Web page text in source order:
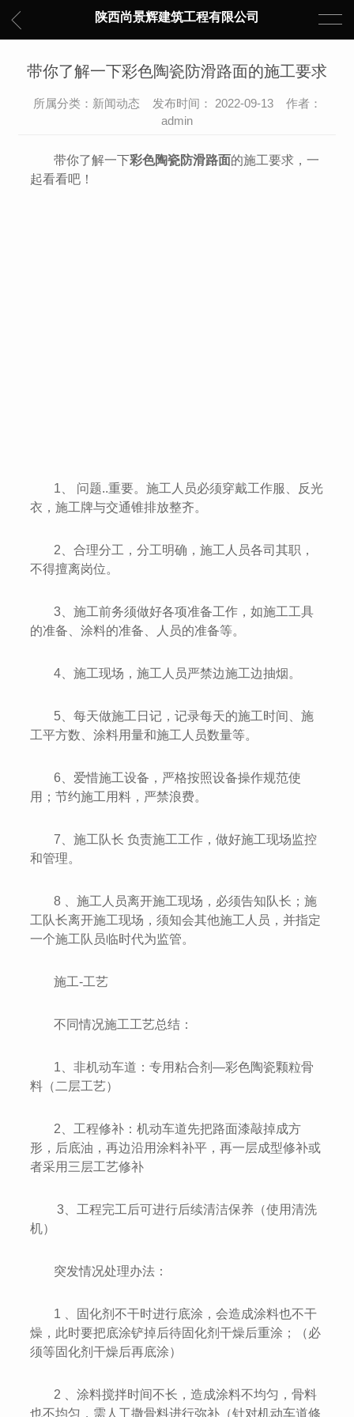
陕西尚景辉建筑工程有限公司
带你了解一下彩色陶瓷防滑路面的施工要求
所属分类：新闻动态 发布时间： 2022-09-13 作者：
admin
带你了解一下彩色陶瓷防滑路面的施工要求，一
起看看吧！
1、 问题..重要。施工人员必须穿戴工作服、反光
衣，施工牌与交通锥排放整齐。
2、合理分工，分工明确，施工人员各司其职，
不得擅离岗位。
3、施工前务须做好各项准备工作，如施工工具
的准备、涂料的准备、人员的准备等。
4、施工现场，施工人员严禁边施工边抽烟。
5、每天做施工日记，记录每天的施工时间、施
工平方数、涂料用量和施工人员数量等。
6、爱惜施工设备，严格按照设备操作规范使
用；节约施工用料，严禁浪费。
7、施工队长 负责施工工作，做好施工现场监控
和管理。
8 、施工人员离开施工现场，必须告知队长；施
工队长离开施工现场，须知会其他施工人员，并指定
一个施工队员临时代为监管。
施工-工艺
不同情况施工工艺总结：
1、非机动车道：专用粘合剂—彩色陶瓷颗粒骨
料（二层工艺）
2、工程修补：机动车道先把路面漆敲掉成方
形，后底油，再边沿用涂料补平，再一层成型修补或
者采用三层工艺修补
3、工程完工后可进行后续清洁保养（使用清洗
机）
突发情况处理办法：
1 、固化剂不干时进行底涂，会造成涂料也不干
燥，此时要把底涂铲掉后待固化剂干燥后重涂；（必
须等固化剂干燥后再底涂）
2 、涂料搅拌时间不长，造成涂料不均匀，骨料
也不均匀，需人工撒骨料进行弥补（针对机动车道修